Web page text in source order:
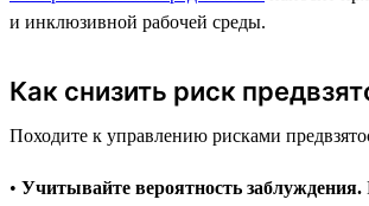
и инклюзивной рабочей среды.
Как снизить риск
Походите к управлению рисками
• Учитывайте вероятность заблуждения.